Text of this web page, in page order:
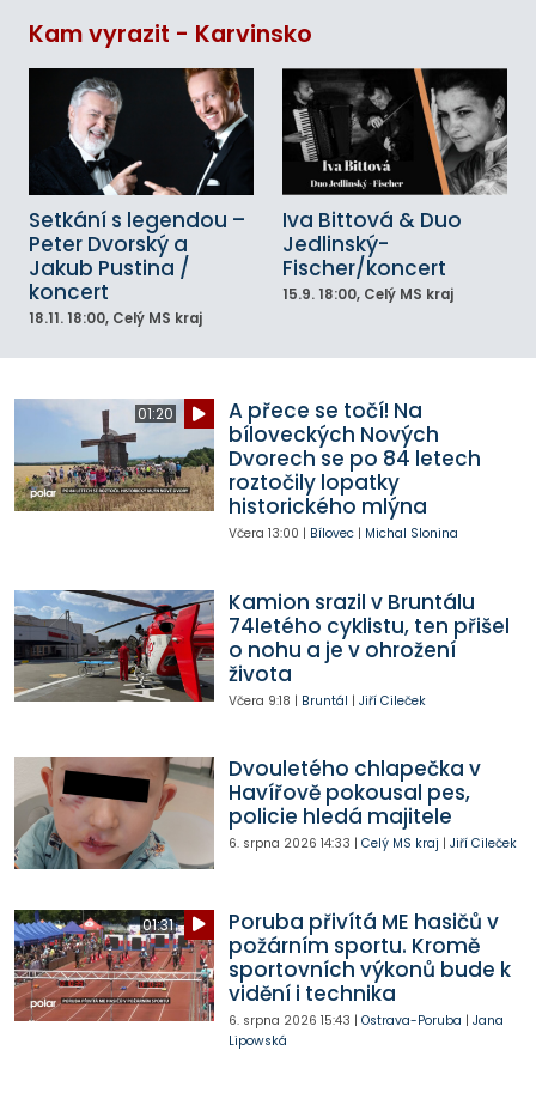
Kam vyrazit - Karvinsko
Setkání s legendou –
Peter Dvorský a
Jakub Pustina /
koncert
18.11. 18:00, Celý MS kraj
Iva Bittová & Duo
Jedlinský-
Fischer/koncert
15.9. 18:00, Celý MS kraj
01:20
A přece se točí! Na
bíloveckých Nových
Dvorech se po 84 letech
roztočily lopatky
historického mlýna
Včera 13:00 | Bílovec| Michal Slonina
Kamion srazil v Bruntálu
74letého cyklistu, ten přišel
o nohu a je v ohrožení
života
Včera 9:18 | Bruntál | Jiří Cileček
Dvouletého chlapečka v
Havířově pokousal pes,
policie hledá majitele
6. srpna 2026 14:33 | Celý MS kraj | Jiří Cileček
01:31
Poruba přivítá ME hasičů v
požárním sportu. Kromě
sportovních výkonů bude k
vidění i technika
6. srpna 2026 15:43 | Ostrava-Poruba | Jana
Lipowská